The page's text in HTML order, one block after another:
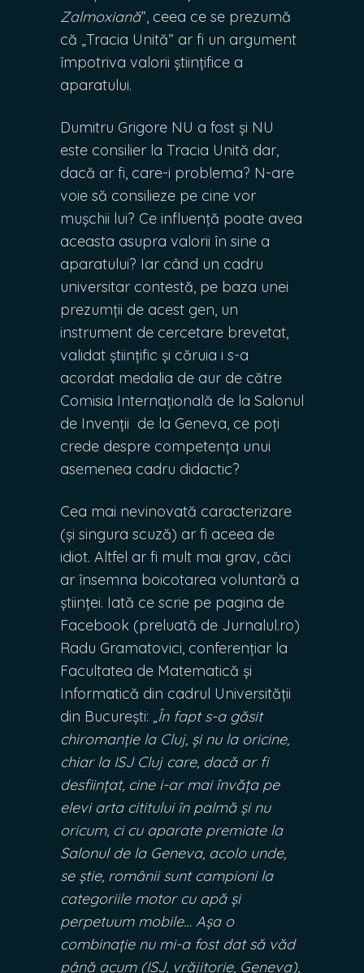
Zalmoxiană”, ceea ce se prezumă
că „Tracia Unită” ar fi un argument
împotriva valorii științifice a
aparatului.
Dumitru Grigore NU a fost și NU
este consilier la Tracia Unită dar,
dacă ar fi, care-i problema? N-are
voie să consilieze pe cine vor
mușchii lui? Ce influență poate avea
aceasta asupra valorii în sine a
aparatului? Iar când un cadru
universitar contestă, pe baza unei
prezumții de acest gen, un
instrument de cercetare brevetat,
validat științific și căruia i s-a
acordat medalia de aur de către
Comisia Internațională de la Salonul
de Invenții de la Geneva, ce poți
crede despre competența unui
asemenea cadru didactic?
Cea mai nevinovată caracterizare
(și singura scuză) ar fi aceea de
idiot. Altfel ar fi mult mai grav, căci
ar însemna boicotarea voluntară a
științei. Iată ce scrie pe pagina de
Facebook (preluată de Jurnalul.ro)
Radu Gramatovici, conferențiar la
Facultatea de Matematică și
Informatică din cadrul Universității
din București: „În fapt s-a găsit
chiromanție la Cluj, și nu la oricine,
chiar la ISJ Cluj care, dacă ar fi
desființat, cine i-ar mai învăța pe
elevi arta cititului în palmă și nu
oricum, ci cu aparate premiate la
Salonul de la Geneva, acolo unde,
se știe, românii sunt campioni la
categoriile motor cu apă și
perpetuum mobile… Așa o
combinație nu mi-a fost dat să văd
până acum (ISJ, vrăjitorie, Geneva),